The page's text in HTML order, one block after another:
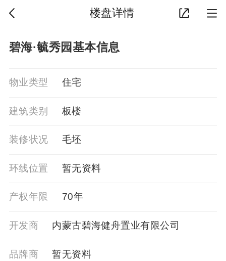
楼盘详情
碧海·毓秀园基本信息
物业类型 住宅
建筑类别 板楼
装修状况 毛坯
环线位置 暂⽆资料
产权年限 70年
开发商 内蒙古碧海健舟置业有限公司
品牌商 暂⽆资料